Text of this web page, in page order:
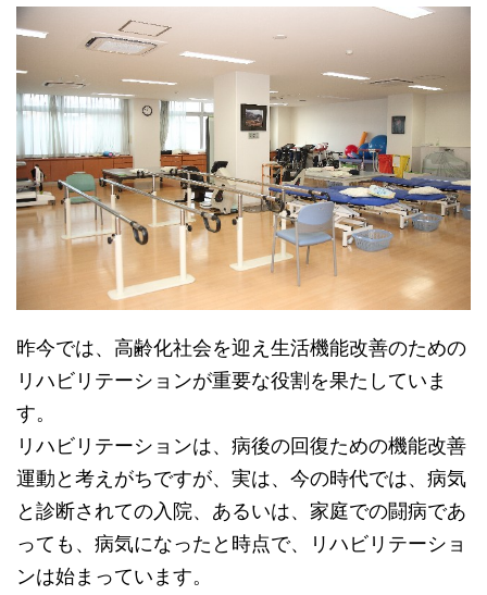
昨今では、高齢化社会を迎え生活機能改善のための
リハビリテーションが重要な役割を果たしていま
す。
リハビリテーションは、病後の回復ための機能改善
運動と考えがちですが、実は、今の時代では、病気
と診断されての入院、あるいは、家庭での闘病であ
っても、病気になったと時点で、リハビリテーショ
ンは始まっています。